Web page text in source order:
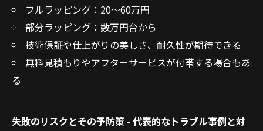
フルラッピング：20〜60万円
部分ラッピング：数万円台から
技術保証や仕上がりの美しさ、耐久性が期待できる
無料見積もりやアフターサービスが付帯する場合もあ
る
失敗のリスクとその予防策 - 代表的なトラブル事例と対